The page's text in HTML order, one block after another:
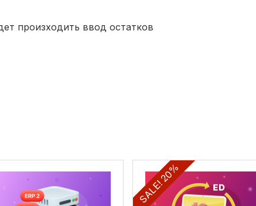
произходить ввод остатков
SALE! 20%